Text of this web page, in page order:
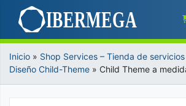
contenido
Inicio » Shop Services – Tienda de
Diseño Child-Theme » Child Theme a